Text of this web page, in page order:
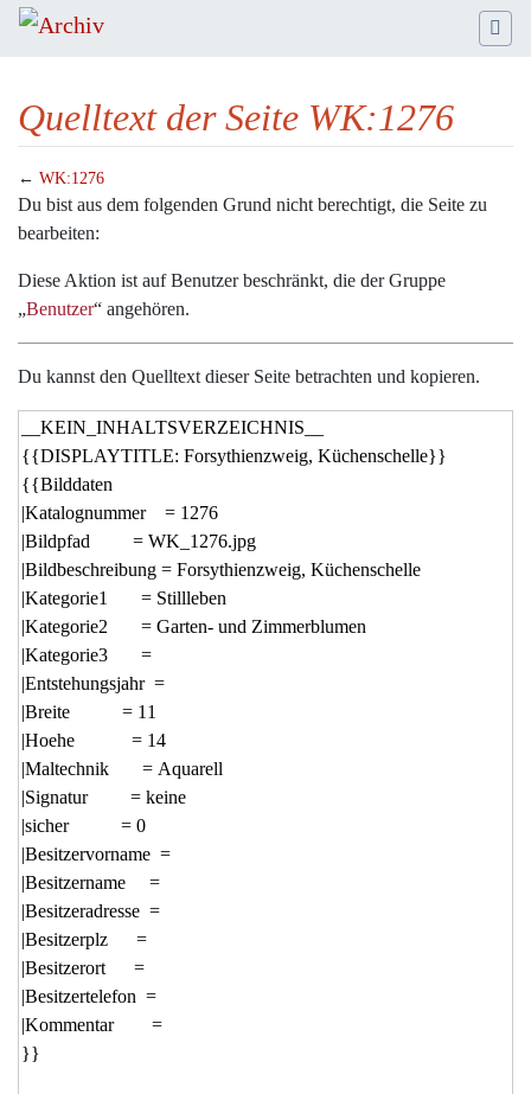
Quelltext der Seite WK:1276
← WK:1276
Wechseln zu:Navigation,Suche
Du bist aus dem folgenden Grund nicht berechtigt, die Seite zu
bearbeiten:
Diese Aktion ist auf Benutzer beschränkt, die der Gruppe
„Benutzer“ angehören.
Du kannst den Quelltext dieser Seite betrachten und kopieren.